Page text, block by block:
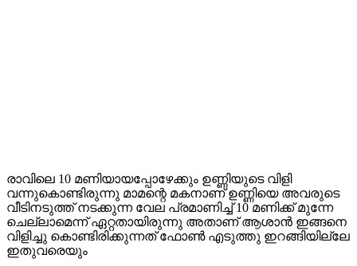
രാവിലെ 10 മണിയായപ്പോഴേക്കും ഉണ്ണിയുടെ വിളി
വന്നുകൊണ്ടിരുന്നു മാമന്റെ മകനാണ് ഉണ്ണിയെ അവരുടെ
വീടിനടുത്ത് നടക്കുന്ന വേല പ്രമാണിച്ച് 10 മണിക്ക് മുന്നേ
ചെല്ലാമെന്ന് ഏറ്റതായിരുന്നു അതാണ് ആശാൻ ഇങ്ങനെ
വിളിച്ചു കൊണ്ടിരിക്കുന്നത് ഫോൺ എടുത്തു ഇറങ്ങിയില്ലേ
ഇതുവരെയും